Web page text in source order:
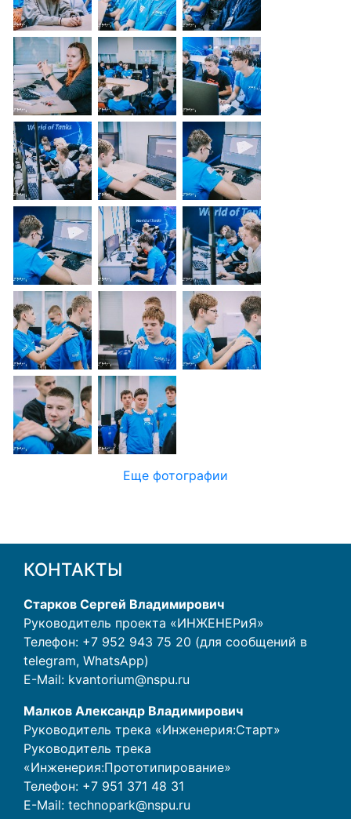
Еще фотографии
КОНТАКТЫ
Старков Сергей Владимирович
Руководитель проекта «ИНЖЕНЕРиЯ»
Телефон: +7 952 943 75 20 (для сообщений в
telegram, WhatsApp)
E-Mail: kvantorium@nspu.ru
Малков Александр Владимирович
Руководитель трека «Инженерия:Старт»
Руководитель трека
«Инженерия:Прототипирование»
Телефон: +7 951 371 48 31
E-Mail: technopark@nspu.ru